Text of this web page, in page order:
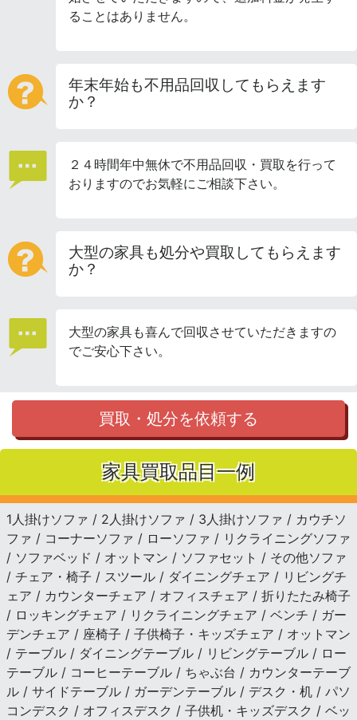
ることはありません。
年末年始も不用品回収してもらえます
か？
２４時間年中無休で不用品回収・買取を行って
おりますのでお気軽にご相談下さい。
大型の家具も処分や買取してもらえます
か？
大型の家具も喜んで回収させていただきますの
でご安心下さい。
買取・処分を依頼する
家具買取品目一例
1人掛けソファ / 2人掛けソファ / 3人掛けソファ / カウチソ
ファ / コーナーソファ / ローソファ / リクライニングソファ
/ ソファベッド / オットマン / ソファセット / その他ソファ
/ チェア・椅子 / スツール / ダイニングチェア / リビングチ
ェア / カウンターチェア / オフィスチェア / 折りたたみ椅子
/ ロッキングチェア / リクライニングチェア / ベンチ / ガー
デンチェア / 座椅子 / 子供椅子・キッズチェア / オットマン
/ テーブル / ダイニングテーブル / リビングテーブル / ロー
テーブル / コーヒーテーブル / ちゃぶ台 / カウンターテーブ
ル / サイドテーブル / ガーデンテーブル / デスク・机 / パソ
コンデスク / オフィスデスク / 子供机・キッズデスク / ベッ